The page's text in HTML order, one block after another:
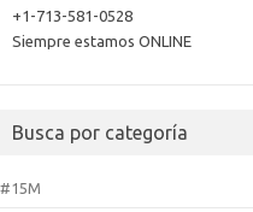
+1-713-581-0528
Siempre estamos ONLINE
Busca por categoría
#15M